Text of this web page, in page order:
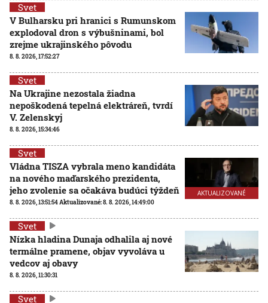
Svet
V Bulharsku pri hranici s Rumunskom
explodoval dron s výbušninami, bol
zrejme ukrajinského pôvodu
8. 8. 2026, 17:52:27
Svet
Na Ukrajine nezostala žiadna
nepoškodená tepelná elektráreň, tvrdí
V. Zelenskyj
8. 8. 2026, 15:34:46
AKTUALIZOVANÉ
Svet
Vládna TISZA vybrala meno kandidáta
na nového maďarského prezidenta,
jeho zvolenie sa očakáva budúci týždeň
8. 8. 2026, 13:51:54Aktualizované:8. 8. 2026, 14:49:00
Svet
Nízka hladina Dunaja odhalila aj nové
termálne pramene, objav vyvoláva u
vedcov aj obavy
8. 8. 2026, 11:30:31
Svet